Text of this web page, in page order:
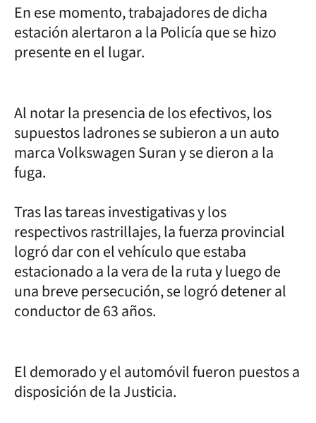
En ese momento, trabajadores de dicha
estación alertaron a la Policía que se hizo
presente en el lugar.
Al notar la presencia de los efectivos, los
supuestos ladrones se subieron a un auto
marca Volkswagen Suran y se dieron a la
fuga.
Tras las tareas investigativas y los
respectivos rastrillajes, la fuerza provincial
logró dar con el vehículo que estaba
estacionado a la vera de la ruta y luego de
una breve persecución, se logró detener al
conductor de 63 años.
El demorado y el automóvil fueron puestos a
disposición de la Justicia.